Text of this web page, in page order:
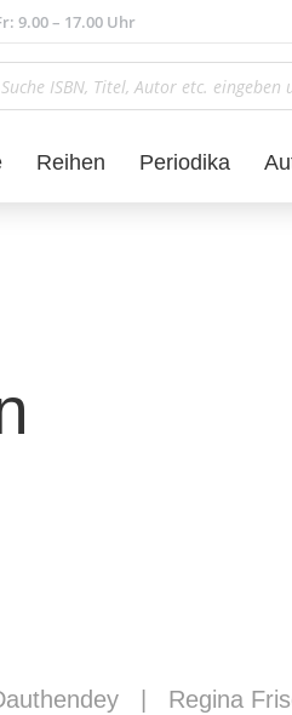
9.00 – 17.00 Uhr
Reihen Periodika
Regina